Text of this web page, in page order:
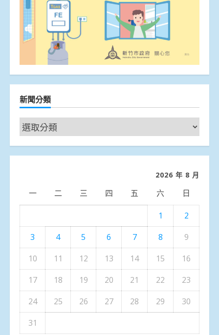
新聞分類
新
聞
分
2026 年 8 月
一 二 三 四 五 六 日
1
2
3
4 5 6 7 8
9
10
11 12 13 14 15
16
17
18 19 20 21 22
23
24
25 26 27 28 29
30
31